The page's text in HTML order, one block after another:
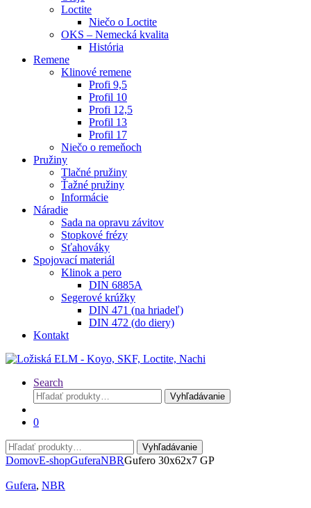
Loctite
Niečo o Loctite
OKS – Nemecká kvalita
História
Remene
Klinové remene
Profi 9,5
Profil 10
Profi 12,5
Profil 13
Profil 17
Niečo o remeňoch
Pružiny
Tlačné pružiny
Ťažné pružiny
Informácie
Náradie
Sada na opravu závitov
Stopkové frézy
Sťahováky
Spojovací materiál
Klinok a pero
DIN 6885A
Segerové krúžky
DIN 471 (na hriadeľ)
DIN 472 (do diery)
Kontakt
Search
Hľadať:
Vyhľadávanie
0
Hľadať:
Vyhľadávanie
DomovE-shopGuferaNBRGufero 30x62x7 GP
Gufera, NBR